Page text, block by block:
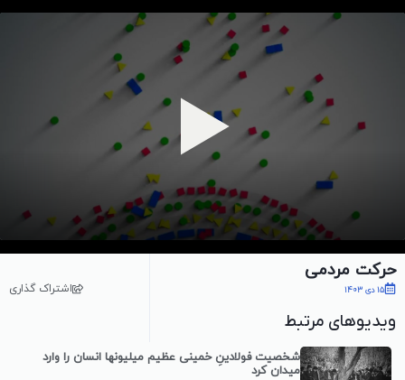
حرکت مردمی
15 دی 1403 اشتراک گذاری
ویدیوهای مرتبط
شخصیت فولادینِ خمینی عظیم میلیونها انسان را وارد
میدان کرد